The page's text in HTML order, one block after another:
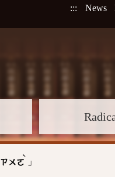
::: News
ㄗㄨㄛ
ˋ
」